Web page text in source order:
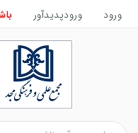
ورود ورودپدیدآور